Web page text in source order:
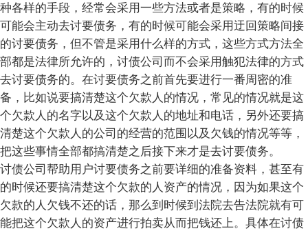
种各样的手段，经常会采用一些方法或者是策略，有的时候
可能会主动去讨要债务，有的时候可能会采用迂回策略间接
的讨要债务，但不管是采用什么样的方式，这些方式方法全
部都是法律所允许的，讨债公司而不会采用触犯法律的方式
去讨要债务的。在讨要债务之前首先要进行一番周密的准
备，比如说要搞清楚这个欠款人的情况，常见的情况就是这
个欠款人的名字以及这个欠款人的地址和电话，另外还要搞
清楚这个欠款人的公司的经营的范围以及欠钱的情况等等，
把这些事情全部都搞清楚之后接下来才是去讨要债务。
讨债公司帮助用户讨要债务之前要详细的准备资料，甚至有
的时候还要搞清楚这个欠款的人资产的情况，因为如果这个
欠款的人欠钱不还的话，那么到时候到法院去告法院就有可
能把这个欠款人的资产进行拍卖从而把钱还上。具体在讨债